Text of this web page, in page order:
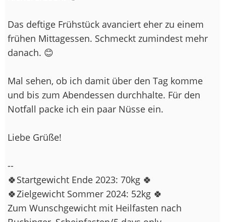
Das deftige Frühstück avanciert eher zu einem
frühen Mittagessen. Schmeckt zumindest mehr
danach. 😊
Mal sehen, ob ich damit über den Tag komme
und bis zum Abendessen durchhalte. Für den
Notfall packe ich ein paar Nüsse ein.
Liebe Grüße!
--
🍀Startgewicht Ende 2023: 70kg 🍀
🍀Zielgewicht Sommer 2024: 52kg 🍀
Zum Wunschgewicht mit Heilfasten nach